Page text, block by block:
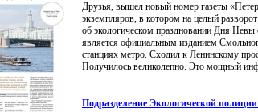
Друзья, вышел новый номер газеты
экземпляров, в котором на целый разворот
об экологическом праздновании Дня
является официальным изданием
станциях метро. Сходил к Ленинскому
Получилось великолепно. Это мощный
Подразделение Экологической полиции